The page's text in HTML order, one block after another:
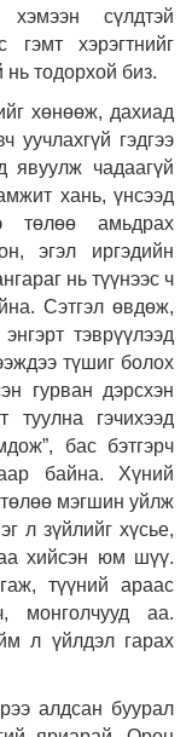
хэмээн сүлдтэй
гэмт хэрэгтнийг
нь тодорхой биз.
хөнөөж, дахиад
уучлахгүй гэдгээ
явуулж чадаагүй
хань, үнсээд
төлөө амьдрах
эгэл иргэдийн
нь түүнээс ч
Сэтгэл өвдөж,
тэврүүлээд
түшиг болох
гурван дэрсхэн
туулна гэчихээд
бас бэтгэрч
байна. Хүний
мэгшин уйлж
л зүйлийг хүсье,
хийсэн юм шүү.
түүний араас
монголчууд аа.
л үйлдэл гарах
алдсан буурал